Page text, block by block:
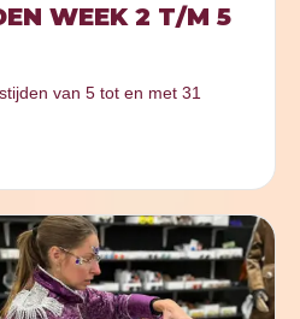
WEEK 2 T/M 5
van 5 tot en met 31